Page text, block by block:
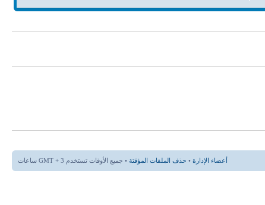
أعضاء الإدارة • حذف الملفات المؤقتة • جميع الأوقات تستخدم GMT + 3 ساعات